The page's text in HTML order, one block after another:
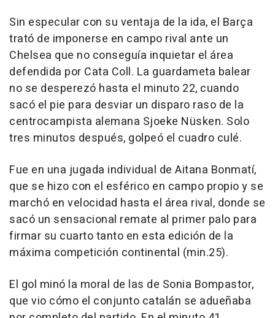
Sin especular con su ventaja de la ida, el Barça
trató de imponerse en campo rival ante un
Chelsea que no conseguía inquietar el área
defendida por Cata Coll. La guardameta balear
no se desperezó hasta el minuto 22, cuando
sacó el pie para desviar un disparo raso de la
centrocampista alemana Sjoeke Nüsken. Solo
tres minutos después, golpeó el cuadro culé.
Fue en una jugada individual de Aitana Bonmatí,
que se hizo con el esférico en campo propio y se
marchó en velocidad hasta el área rival, donde se
sacó un sensacional remate al primer palo para
firmar su cuarto tanto en esta edición de la
máxima competición continental (min.25).
El gol minó la moral de las de Sonia Bompastor,
que vio cómo el conjunto catalán se adueñaba